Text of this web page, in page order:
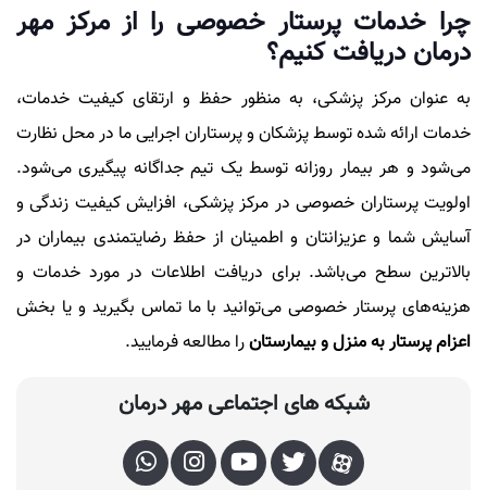
چرا خدمات پرستار خصوصی را از مرکز مهر
درمان دریافت کنیم؟
به عنوان مرکز پزشکی، به منظور حفظ و ارتقای کیفیت خدمات،
خدمات ارائه شده توسط پزشکان و پرستاران اجرایی ما در محل نظارت
می‌شود و هر بیمار روزانه توسط یک تیم جداگانه پیگیری می‌شود.
اولویت پرستاران خصوصی در مرکز پزشکی، افزایش کیفیت زندگی و
آسایش شما و عزیزانتان و اطمینان از حفظ رضایتمندی بیماران در
بالاترین سطح می‌باشد. برای دریافت اطلاعات در مورد خدمات و
هزینه‌های پرستار خصوصی می‌توانید با ما تماس بگیرید و یا بخش
اعزام پرستار به منزل و بیمارستانرا مطالعه فرمایید.
شبکه های اجتماعی مهر درمان